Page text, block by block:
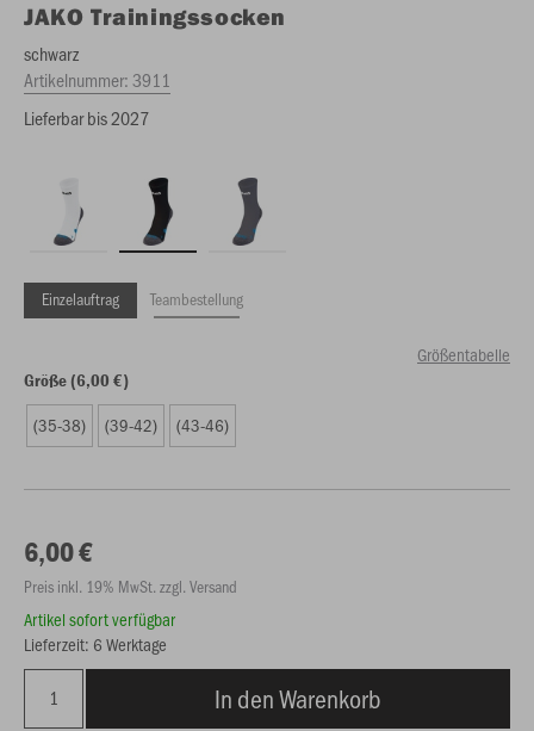
JAKO Trainingssocken
schwarz
Artikelnummer:3911
Lieferbar bis 2027
Einzelauftrag Teambestellung
Größentabelle
Größe (6,00 €)
(35-38) (39-42) (43-46)
6,00 €
Preis inkl. 19% MwSt. zzgl. Versand
Artikel sofort verfügbar
Lieferzeit: 6 Werktage
In den Warenkorb